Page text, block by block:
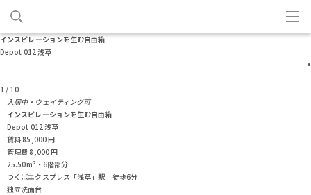
インスピレーションを生む自由箱
Depot 012 浅草
1 / 10
入居中・ウェイティング可
インスピレーションを生む自由箱
Depot 012 浅草
賃料 85,000円
管理費 8,000円
25.50m²・6階部分
つくばエクスプレス「浅草」駅 徒歩6分
独立洗面台